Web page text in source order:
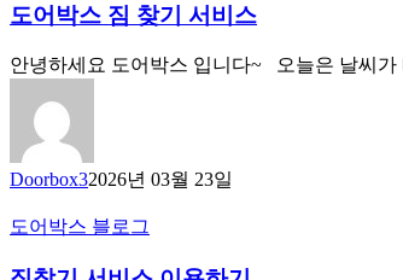
도어박스 짐 찾기 서비스
안녕하세요 도어박스 입니다~ 오늘은 날씨
Doorbox32026년 03월 23일
도어박스 블로그